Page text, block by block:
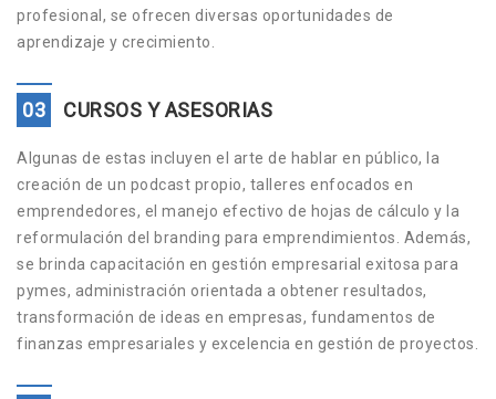
profesional, se ofrecen diversas oportunidades de
aprendizaje y crecimiento.
03 CURSOS Y ASESORIAS
Algunas de estas incluyen el arte de hablar en público, la
creación de un podcast propio, talleres enfocados en
emprendedores, el manejo efectivo de hojas de cálculo y la
reformulación del branding para emprendimientos. Además,
se brinda capacitación en gestión empresarial exitosa para
pymes, administración orientada a obtener resultados,
transformación de ideas en empresas, fundamentos de
finanzas empresariales y excelencia en gestión de proyectos.